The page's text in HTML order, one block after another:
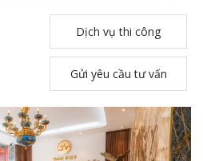
Dịch vụ thi công
Gửi yêu cầu tư vấn